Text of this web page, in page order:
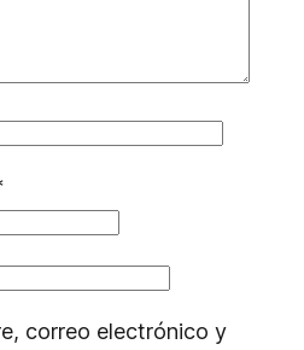
correo electrónico y